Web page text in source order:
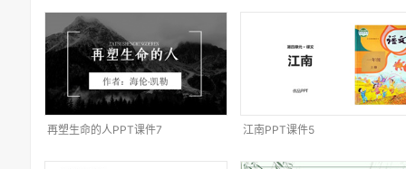
再塑生命的人PPT课件7 江南PPT课件5